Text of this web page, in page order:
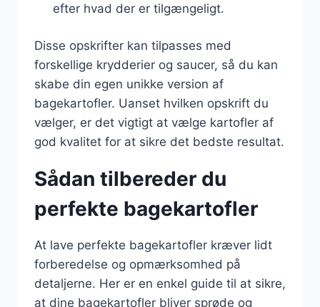
efter hvad der er tilgængeligt.
Disse opskrifter kan tilpasses med
forskellige krydderier og saucer, så du kan
skabe din egen unikke version af
bagekartofler. Uanset hvilken opskrift du
vælger, er det vigtigt at vælge kartofler af
god kvalitet for at sikre det bedste resultat.
Sådan tilbereder du
perfekte bagekartofler
At lave perfekte bagekartofler kræver lidt
forberedelse og opmærksomhed på
detaljerne. Her er en enkel guide til at sikre,
at dine bagekartofler bliver sprøde og